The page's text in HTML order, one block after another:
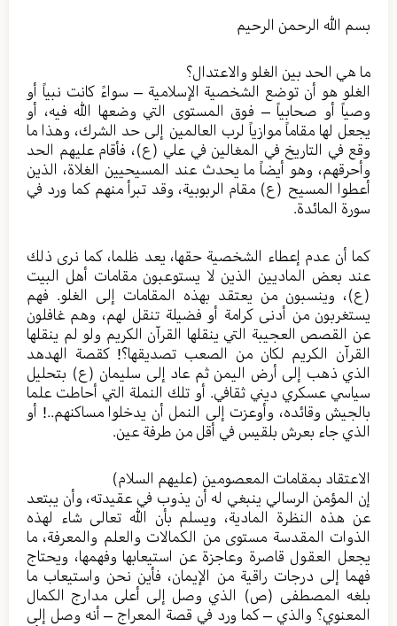
بسم الله الرحمن الرحيم
ما هي الحد بين الغلو والاعتدال؟
الغلو هو أن توضع الشخصية الإسلامية – سواءً كانت نبياً أو
وصياً أو صحابياً – فوق المستوى التي وضعها الله فيه، أو
يجعل لها مقاماً موازياً لرب العالمين إلى حد الشرك، وهذا ما
وقع في التاريخ في المغالين في علي (ع)، فأقام عليهم الحد
وأحرقهم، وهو أيضاً ما يحدث عند المسيحيين الغلاة، الذين
أعطوا المسيح (ع) مقام الربوبية، وقد تبرأ منهم كما ورد في
سورة المائدة.
كما أن عدم إعطاء الشخصية حقها، يعد ظلما، كما نرى ذلك
عند بعض الماديين الذين لا يستوعبون مقامات أهل البيت
(ع)، وينسبون من يعتقد بهذه المقامات إلى الغلو. فهم
يستغربون من أدنى كرامة أو فضيلة تنقل لهم، وهم غافلون
عن القصص العجيبة التي ينقلها القرآن الكريم ولو لم ينقلها
القرآن الكريم لكان من الصعب تصديقها؟! كقصة الهدهد
الذي ذهب إلى أرض اليمن ثم عاد إلى سليمان (ع) بتحليل
سياسي عسكري ديني ثقافي. أو تلك النملة التي أحاطت علما
بالجيش وقائده، وأوعزت إلى النمل أن يدخلوا مساكنهم..! أو
الذي جاء بعرش بلقيس في أقل من طرفة عين.
الاعتقاد بمقامات المعصومين (عليهم السلام)
إن المؤمن الرسالي ينبغي له أن يذوب في عقيدته، وأن يبتعد
عن هذه النظرة المادية، ويسلم بأن الله تعالى شاء لهذه
الذوات المقدسة مستوى من الكمالات والعلم والمعرفة، ما
يجعل العقول قاصرة وعاجزة عن استيعابها وفهمها، ويحتاج
فهما إلى درجات راقية من الإيمان، فأين نحن واستيعاب ما
بلغه المصطفى (ص) الذي وصل إلى أعلى مدارج الكمال
المعنوي؟ والذي – كما ورد في قصة المعراج – أنه وصل إلى